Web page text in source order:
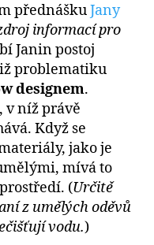
přednáškuJany
informací pro
Janin postoj
problematiku
designem.
v níž právě
Když se
jako je
mívá to
(Určitě
z umělých oděvů
vodu.)